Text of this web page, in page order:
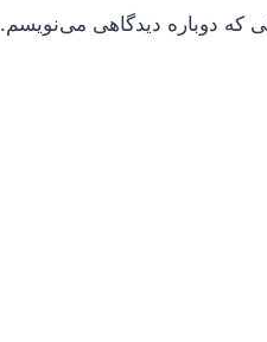
که دوباره دیدگاهی می‌نویسم.